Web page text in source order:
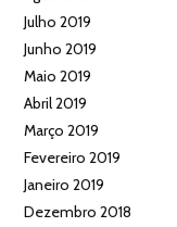
Julho 2019
Junho 2019
Maio 2019
Abril 2019
Março 2019
Fevereiro 2019
Janeiro 2019
Dezembro 2018